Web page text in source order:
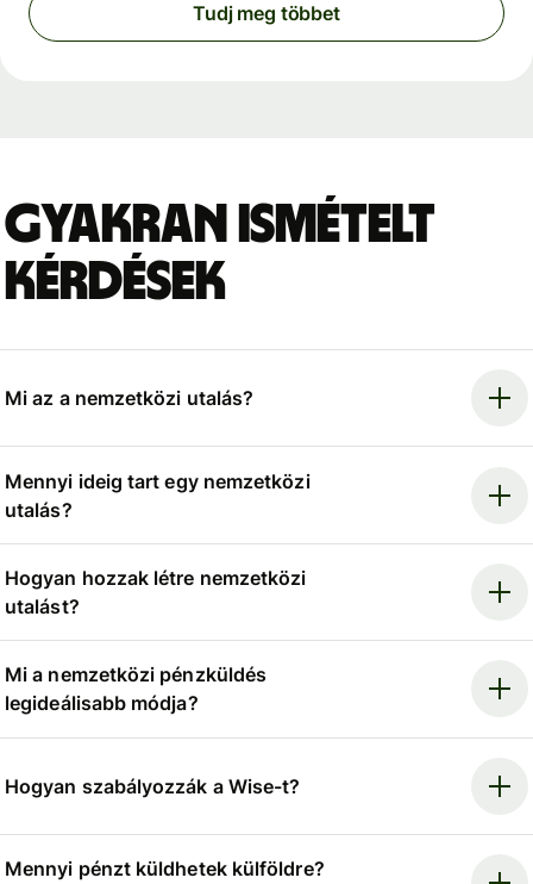
Tudj meg többet
Gyakran ismételt
kérdések
Mi az a nemzetközi utalás?
Mennyi ideig tart egy nemzetközi
utalás?
Hogyan hozzak létre nemzetközi
utalást?
Mi a nemzetközi pénzküldés
legideálisabb módja?
Hogyan szabályozzák a Wise-t?
Mennyi pénzt küldhetek külföldre?